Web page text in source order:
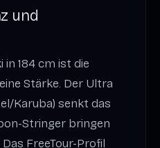
und
in 184 cm ist die
Stärke. Der Ultra
Karuba) senkt das
Stringer bringen
FreeTour-Profil